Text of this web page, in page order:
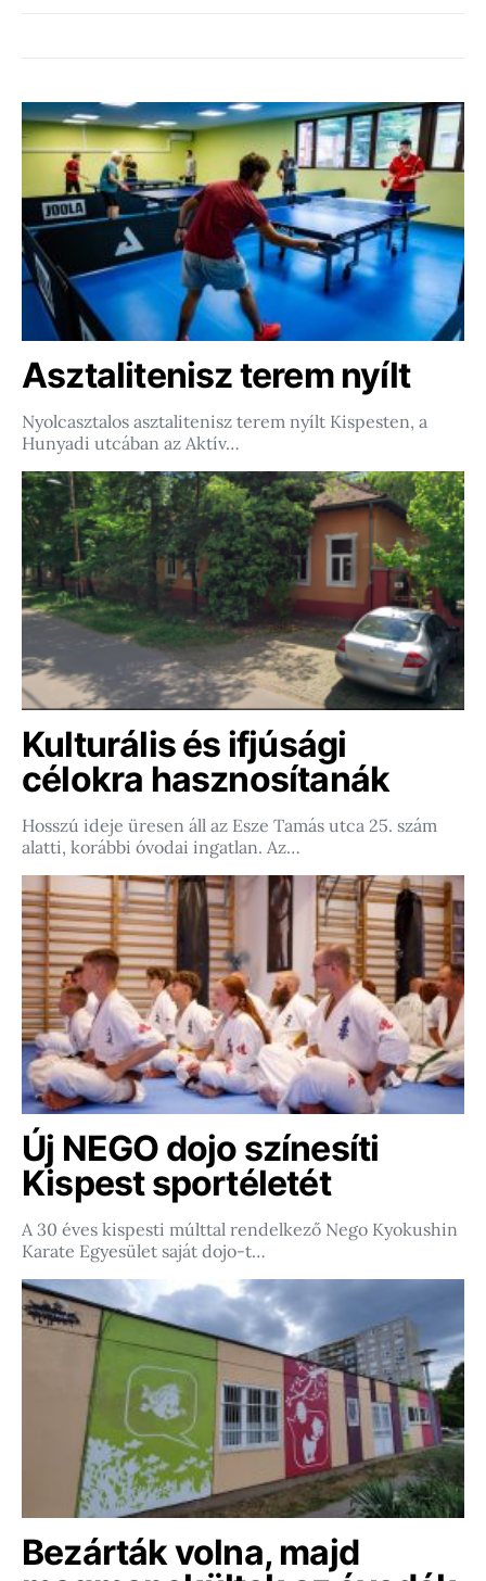
Asztalitenisz terem nyílt
Nyolcasztalos asztalitenisz terem nyílt Kispesten, a
Hunyadi utcában az Aktív…
Kulturális és ifjúsági
célokra hasznosítanák
Hosszú ideje üresen áll az Esze Tamás utca 25. szám
alatti, korábbi óvodai ingatlan. Az…
Új NEGO dojo színesíti
Kispest sportéletét
A 30 éves kispesti múlttal rendelkező Nego Kyokushin
Karate Egyesület saját dojo-t…
Bezárták volna, majd